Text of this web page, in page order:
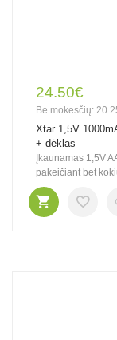
24.50€
Be mokesčių:
Xtar 1,5V
+ dėklas
Įkaunamas 1,5V
pakeičiant bet